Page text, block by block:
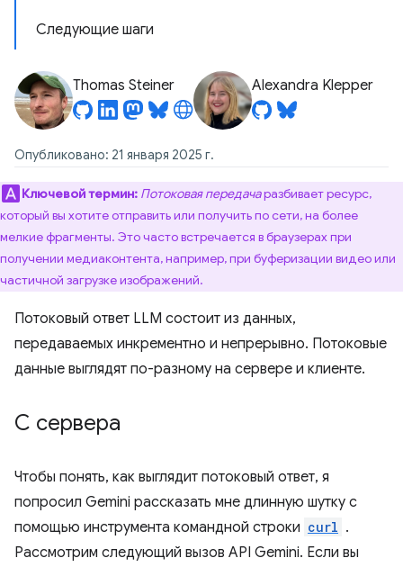
Следующие шаги
Thomas Steiner Alexandra Klepper
Опубликовано: 21 января 2025 г.
Ключевой термин: Потоковая передачаразбивает ресурс,
который вы хотите отправить или получить по сети, на более
мелкие фрагменты. Это часто встречается в браузерах при
получении медиаконтента, например, при буферизации видео или
частичной загрузке изображений.
Потоковый ответ LLM состоит из данных,
передаваемых инкрементно и непрерывно. Потоковые
данные выглядят по-разному на сервере и клиенте.
С сервера
Чтобы понять, как выглядит потоковый ответ, я
попросил Gemini рассказать мне длинную шутку с
помощью инструмента командной строки curl .
Рассмотрим следующий вызов API Gemini. Если вы